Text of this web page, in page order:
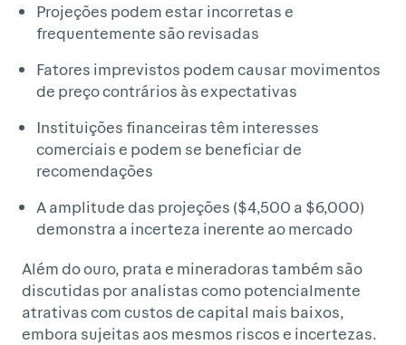
Projeções podem estar incorretas e
frequentemente são revisadas
Fatores imprevistos podem causar movimentos
de preço contrários às expectativas
Instituições financeiras têm interesses
comerciais e podem se beneficiar de
recomendações
A amplitude das projeções ($4,500 a $6,000)
demonstra a incerteza inerente ao mercado
Além do ouro, prata e mineradoras também são
discutidas por analistas como potencialmente
atrativas com custos de capital mais baixos,
embora sujeitas aos mesmos riscos e incertezas.